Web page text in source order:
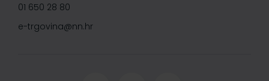
01 650 28 80
e-trgovina@nn.hr